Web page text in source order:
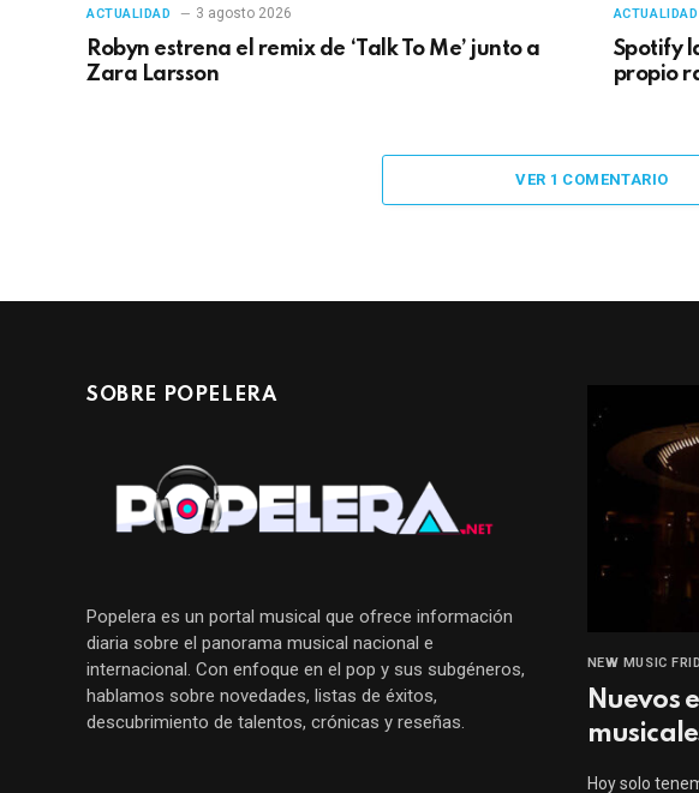
ACTUALIDAD 3 agosto 2026
Robyn estrena el remix de ‘Talk To Me’ junto a
Zara Larsson
ACTUALIDAD
Spotify
propio
VER 1 COMENTARIO
SOBRE POPELERA
Popelera es un portal musical que ofrece información
diaria sobre el panorama musical nacional e
internacional. Con enfoque en el pop y sus subgéneros,
hablamos sobre novedades, listas de éxitos,
descubrimiento de talentos, crónicas y reseñas.
NEW MUSIC
Nuevos
Hoy solo